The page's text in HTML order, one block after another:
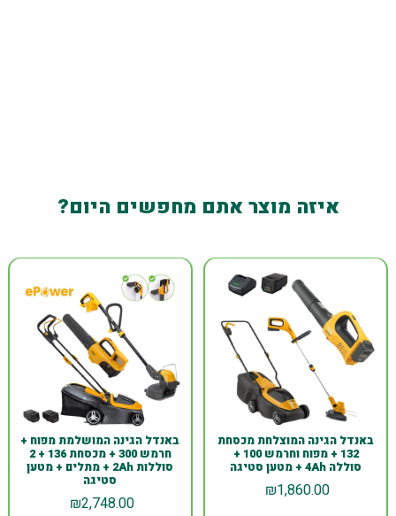
איזה מוצר אתם מחפשים היום?
באנדל הגינה המוצלחת מכסחת
132 + מפוח וחרמש 100 +
סוללה 4Ah + מטען סטיגה
₪1,860.00
באנדל הגינה המושלמת מפוח +
חרמש 300 + מכסחת 136 + 2
סוללות 2Ah + מתלים + מטען
סטיגה
₪2,748.00